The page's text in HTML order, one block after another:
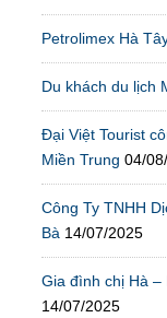
Petrolimex Hà
Du khách du lịch
Đại Việt Tourist
Miền Trung 04/
Công Ty TNHH
Bà 14/07/2025
Gia đình chị Hà –
14/07/2025